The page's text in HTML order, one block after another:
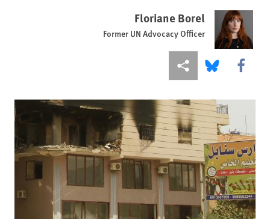
Floriane Borel
Former UN Advocacy Officer
Share this via Facebook
Share this via Bluesky
Share this via مشاركة